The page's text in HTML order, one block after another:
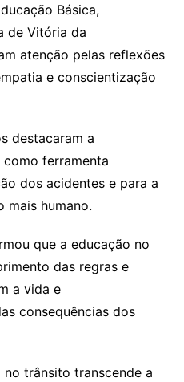
Básica,
de Vitória da
atenção pelas reflexões
e conscientização
destacaram a
ferramenta
dos acidentes e para a
mais humano.
que a educação no
das regras e
a vida e
consequências dos
no trânsito transcende a